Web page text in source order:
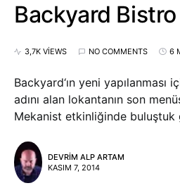
Backyard Bistro
3,7K VIEWS NO COMMENTS 6
Backyard‘ın yeni yapılanması
adını alan lokantanın son
Mekanist etkinliğinde buluştuk
DEVRIM ALP ARTAM
KASIM 7, 2014